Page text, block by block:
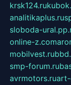
krsk124.ru
analitikaplus.ru
sloboda-
online-z.com
mobilvest.ru
smp-forum.ru
avrmotors.ruart-